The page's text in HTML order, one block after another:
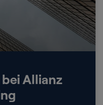
Allianz